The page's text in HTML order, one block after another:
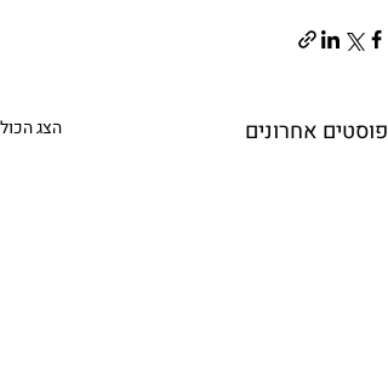
פוסטים אחרונים הצג הכול